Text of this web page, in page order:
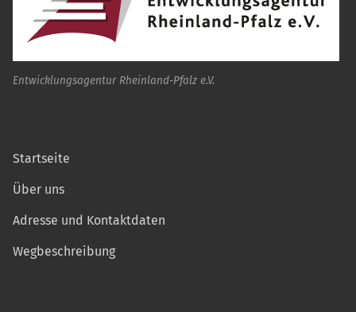
Entwicklungsagentur Rheinland-Pfalz e.V.
Startseite
Über uns
Adresse und Kontaktdaten
Wegbeschreibung